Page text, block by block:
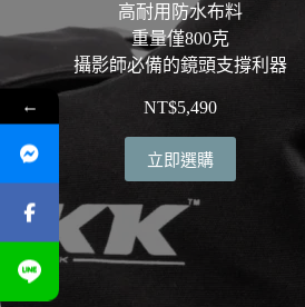
高耐用防水布料
重量僅800克
攝影師必備的鏡頭支撐利器
NT$5,490
立即選購
←